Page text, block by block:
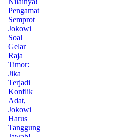
Pengamat
Semprot
Jokowi
Soal
Gelar
Raja
Timor:
Jika
Terjadi
Konflik
Adat,
Jokowi
Harus
Tanggung